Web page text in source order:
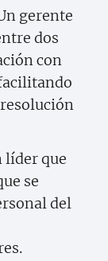
gerente
dos
con
líder que
se
del